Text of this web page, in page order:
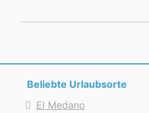
Beliebte Urlaubsorte
El Medano